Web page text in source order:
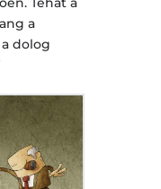
a
dolog